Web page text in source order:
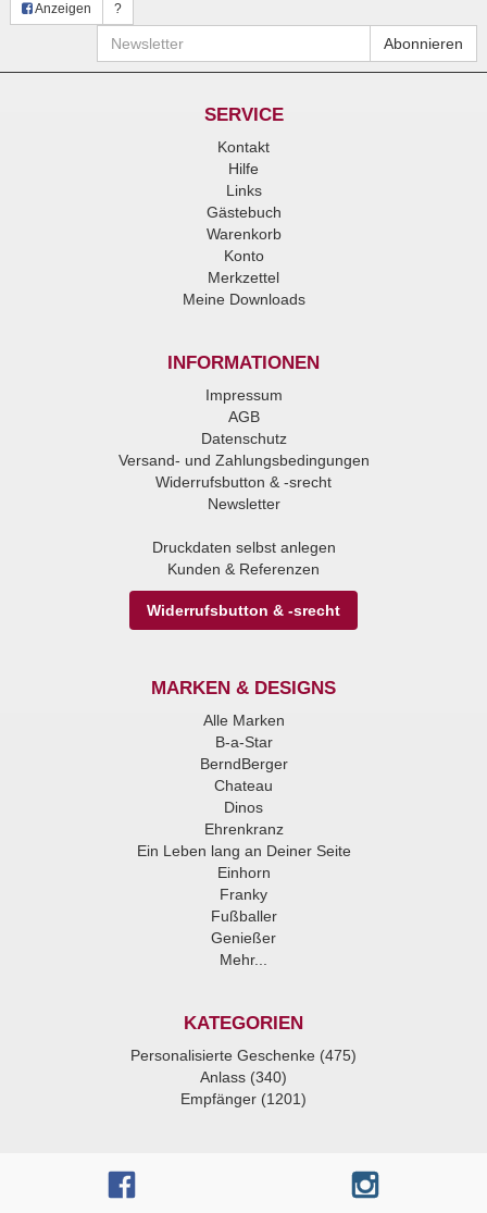
Anzeigen ?
Newsletter Abonnieren
SERVICE
Kontakt
Hilfe
Links
Gästebuch
Warenkorb
Konto
Merkzettel
Meine Downloads
INFORMATIONEN
Impressum
AGB
Datenschutz
Versand- und Zahlungsbedingungen
Widerrufsbutton & -srecht
Newsletter
Druckdaten selbst anlegen
Kunden & Referenzen
Widerrufsbutton & -srecht
MARKEN & DESIGNS
Alle Marken
B-a-Star
BerndBerger
Chateau
Dinos
Ehrenkranz
Ein Leben lang an Deiner Seite
Einhorn
Franky
Fußballer
Genießer
Mehr...
KATEGORIEN
Personalisierte Geschenke (475)
Anlass (340)
Empfänger (1201)